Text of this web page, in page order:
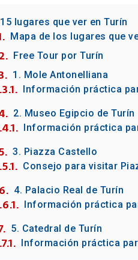
15 lugares que ver en Turín
Mapa de los lugares que
Free Tour por Turín
1. Mole Antonelliana
Información práctica
2. Museo Egipcio de Turín
Información práctica
3. Piazza Castello
Consejo para visitar
4. Palacio Real de Turín
Información práctica
5. Catedral de Turín
Información práctica